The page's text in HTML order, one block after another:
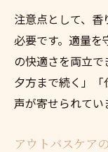
注意点として、
必要です。適量を
の快適さを両立
夕方まで続く」
声が寄せられてい
アウトバスケア